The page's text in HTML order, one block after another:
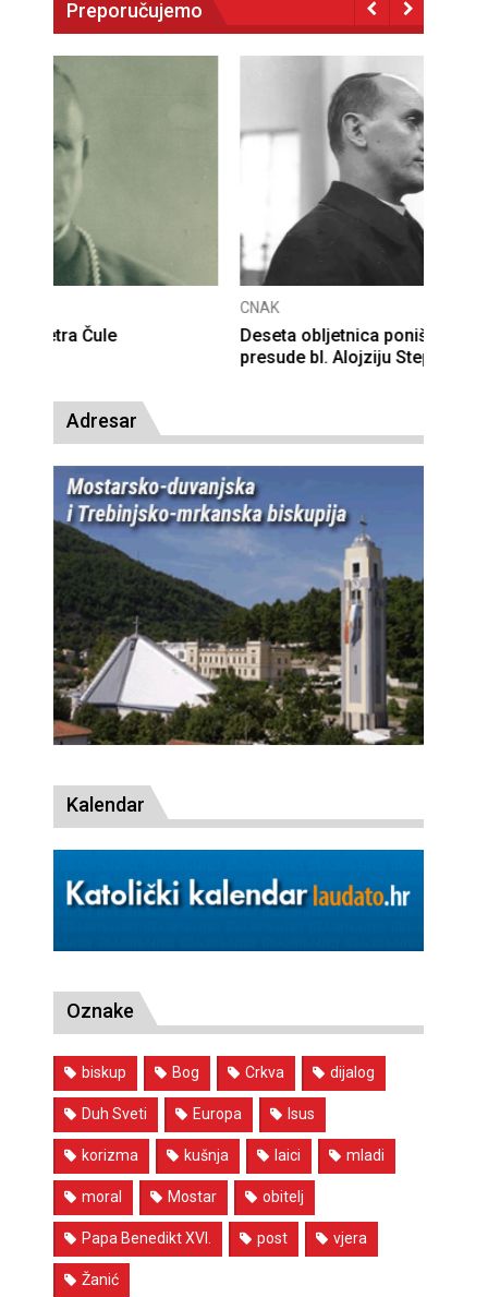
Preporučujemo
Deseta obljetnica poništenja komunističke
presude bl. Alojziju Stepincu
Adresar
Kalendar
Oznake
biskup Bog Crkva dijalog
Duh Sveti Europa Isus
korizma kušnja laici mladi
moral Mostar obitelj
Papa Benedikt XVI. post vjera
Žanić